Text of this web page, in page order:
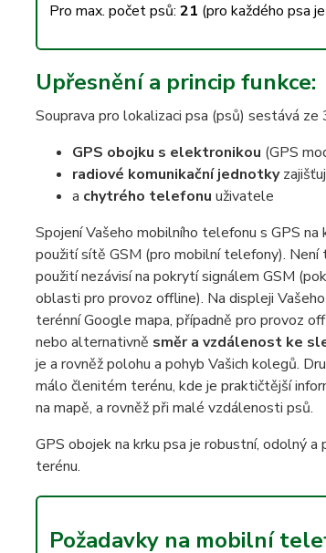
Pro max. počet psů: 21 (pro každého psa
Upřesnění a princip funkce:
Souprava pro lokalizaci psa (psů) sestává ze
GPS obojku s elektronikou (GPS
radiové komunikačníjednotky
a chytrého telefonu uživatele
Spojení Vašeho mobilního telefonu s GPS
použití sítě GSM (pro mobilní telefony).
použití nezávisí na pokrytí signálem GSM
oblasti pro provoz offline). Na displeji
terénní Google mapa, případně pro provoz
nebo alternativně směr a vzdálenost ke
je a rovněž polohu a pohyb Vašich kolegů.
málo členitém terénu, kde je praktičtější
na mapě, a rovněž při malé vzdálenosti psů.
GPS obojek na krku psa je robustní, odolný
terénu.
Požadavky na mobilní